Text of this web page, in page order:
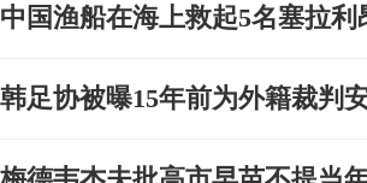
中国渔船在海上救起5名塞拉利
韩足协被曝15年前为外籍裁判